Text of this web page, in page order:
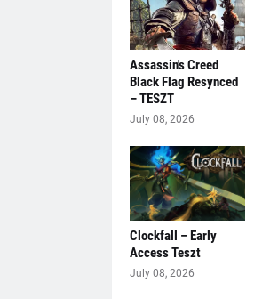
Assassin's Creed
Black Flag Resynced
– TESZT
July 08, 2026
Clockfall – Early
Access Teszt
July 08, 2026